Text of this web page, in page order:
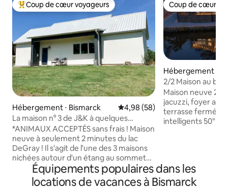
Coups de cœur voyageurs les plus appréciés
Coup de cœur voyageurs
Hébergement ⋅ Bismarck Évaluation moyenne sur la
4,98 (58)
La maison n° 3 de J&K à quelques
minutes du lac DeGray !
*ANIMAUX ACCEPTÉS sans frais ! Maison
neuve à seulement 2 minutes du lac
DeGray ! Il s'agit de l'une des 3 maisons
nichées autour d'un étang au sommet
d'une colline dans un champ de 9 acres.
Nos maisons de 1 000 pieds carrés se
trouvent à 2 miles des plages de
Coup de cœur
Coup de cœur
Hébergement ⋅
t Springs
2/2 Maison au
jacuzzi et SALLE
Maison neuve 2/2
jacuzzi, foyer au
terrasse fermée
intelligents 50"
60 secondes à
table de billard,
table de ping-
Équipements populaires dans les
locations de vacances à Bismarck